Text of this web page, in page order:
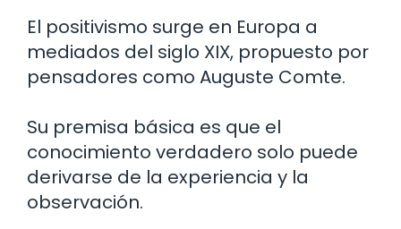
El positivismo surge en Europa a
mediados del siglo XIX, propuesto por
pensadores como Auguste Comte.
Su premisa básica es que el
conocimiento verdadero solo puede
derivarse de la experiencia y la
observación.